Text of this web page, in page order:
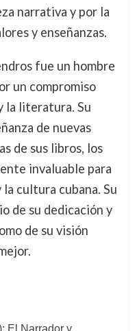
narrativa y por la
y enseñanzas.
fue un hombre
un compromiso
la literatura. Su
de nuevas
de sus libros, los
invaluable para
cultura cubana. Su
de su dedicación y
de su visión
El Narrador y